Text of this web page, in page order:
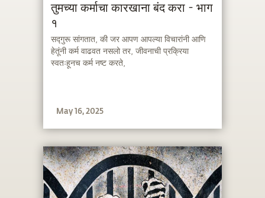
तुमच्या कर्माचा कारखाना बंद करा - भाग
१
सद्गुरू सांगतात, की जर आपण आपल्या विचारांनी आणि
हेतूंनी कर्म वाढवत नसलो तर, जीवनाची प्रक्रिया
स्वतःहूनच कर्म नष्ट करते,
May 16, 2025